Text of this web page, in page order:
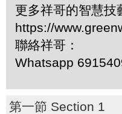
更多祥哥的智慧技
https://
聯絡祥哥：
Whatsapp
第一節 Section 1